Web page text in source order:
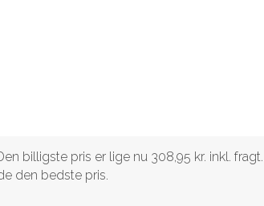
billigste pris er lige nu 308,95 kr. inkl. fragt.
den bedste pris.